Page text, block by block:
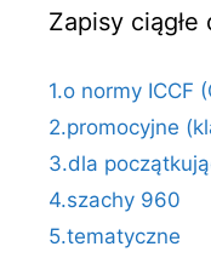
Zapisy
1.o normy ICCF
2.promocyjne
3.dla
4.szachy 960
5.tematyczne